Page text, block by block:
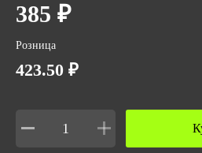
Количество в упаковке
Вес за ед,кг
0.001
385 ₽
Розница
423.50 ₽